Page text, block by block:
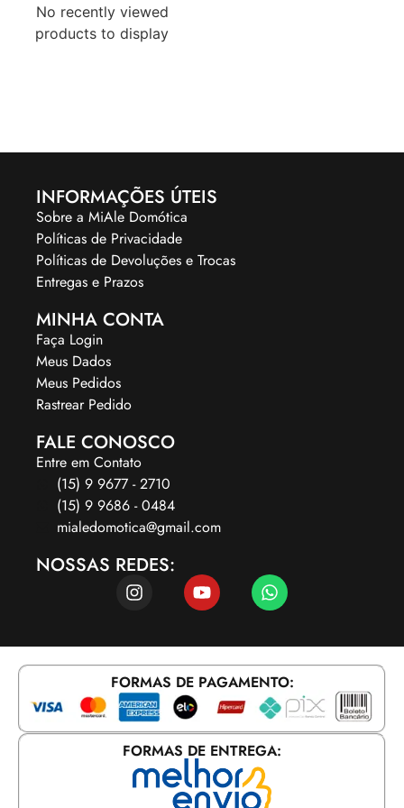
No recently viewed
products to display
INFORMAÇÕES ÚTEIS
Sobre a MiAle Domótica
Políticas de Privacidade
Políticas de Devoluções e Trocas
Entregas e Prazos
MINHA CONTA
Faça Login
Meus Dados
Meus Pedidos
Rastrear Pedido
FALE CONOSCO
Entre em Contato
(15) 9 9677 - 2710
(15) 9 9686 - 0484
mialedomotica@gmail.com
NOSSAS REDES:
FORMAS DE PAGAMENTO:
FORMAS DE ENTREGA: